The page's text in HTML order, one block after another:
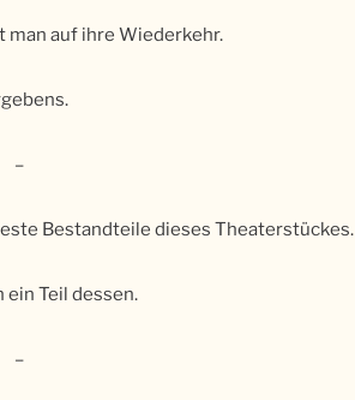
auf ihre Wiederkehr.
–
Bestandteile dieses Theaterstückes.
ein Teil dessen.
–